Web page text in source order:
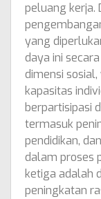
peluang kerja.
yang
daya ini
dimensi
kapasitas
berpartisipasi
termasuk
pendidikan,
dalam proses
ketiga adalah
peningkatan